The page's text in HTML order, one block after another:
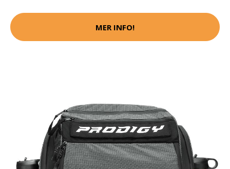
MER INFO!